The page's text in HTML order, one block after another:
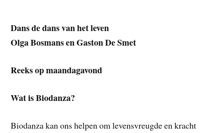
Dans de dans van het leven
Olga Bosmans en Gaston De Smet
Reeks op maandagavond
Wat is Biodanza?
Biodanza kan ons helpen om levensvreugde en kracht